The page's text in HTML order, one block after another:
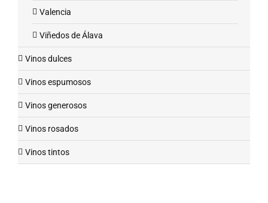
Valencia
Viñedos de Álava
Vinos dulces
Vinos espumosos
Vinos generosos
Vinos rosados
Vinos tintos